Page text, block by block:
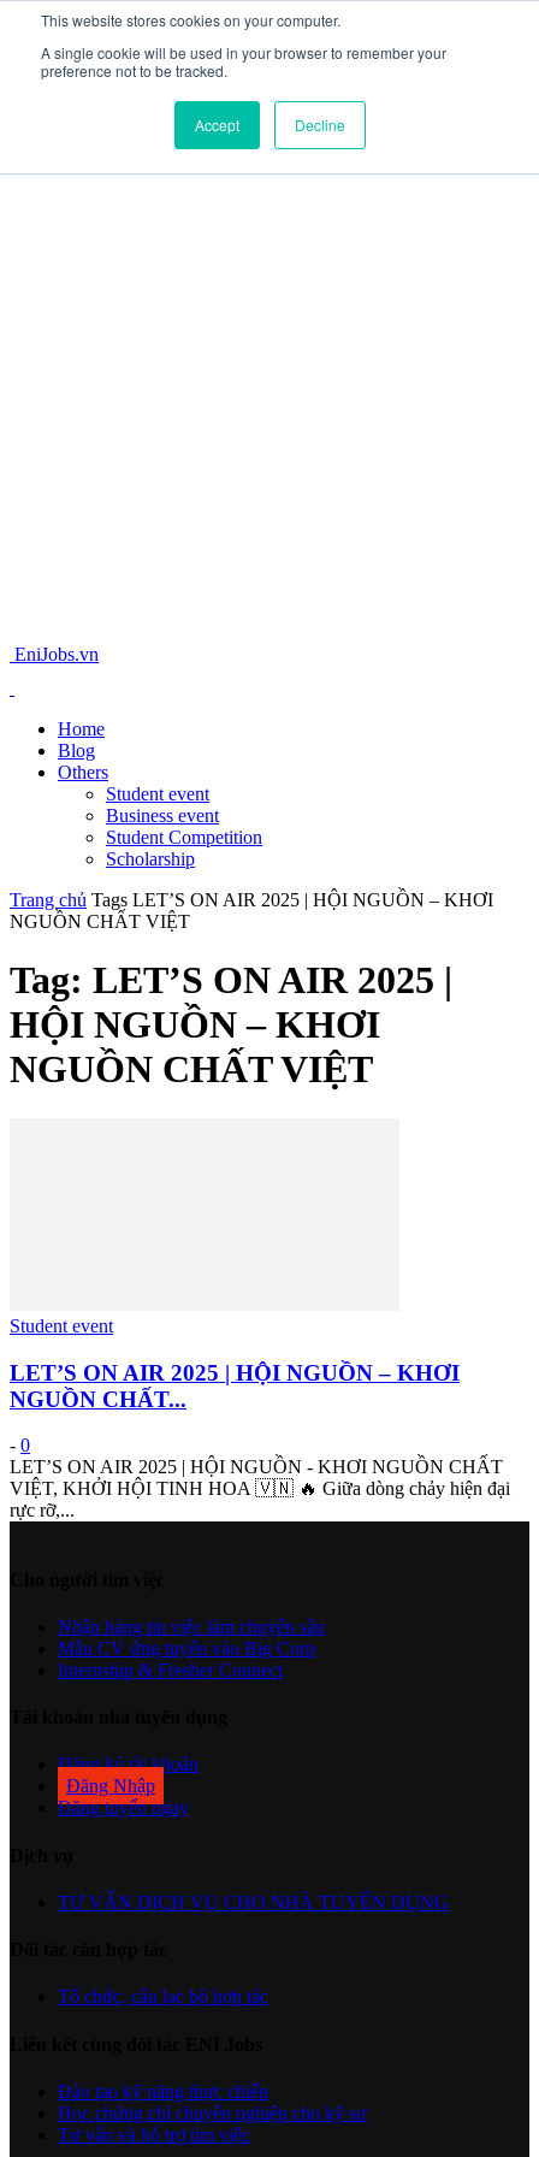
This website stores cookies on your computer.
A single cookie will be used in your browser to remember your
preference not to be tracked.
Accept Decline
EniJobs.vn
Home
Blog
Others
Student event
Business event
Student Competition
Scholarship
Trang chủ Tags LET’S ON AIR 2025 | HỘI NGUỒN – KHƠI
NGUỒN CHẤT VIỆT
Tag: LET’S ON AIR 2025 |
HỘI NGUỒN – KHƠI
NGUỒN CHẤT VIỆT
Student event
LET’S ON AIR 2025 | HỘI NGUỒN – KHƠI
NGUỒN CHẤT...
- 0
LET’S ON AIR 2025 | HỘI NGUỒN - KHƠI NGUỒN CHẤT
VIỆT, KHỞI HỘI TINH HOA 🇻🇳 🔥 Giữa dòng chảy hiện đại
rực rỡ,...
Nhận bảng tin việc làm chuyên sâu
Mẫu CV ứng tuyển vào Big Corp
Internship & Fresher Connect
Đăng ký tài khoản
Đăng Nhập
Đăng tuyển ngay
TƯ VẤN DỊCH VỤ CHO NHÀ TUYỂN DỤNG
Tổ chức, câu lạc bộ hợp tác
Đào tạo kỹ năng thực chiến
Học chứng chỉ chuyên nghiệp cho kỹ sư
Tư vấn và hỗ trợ tìm việc